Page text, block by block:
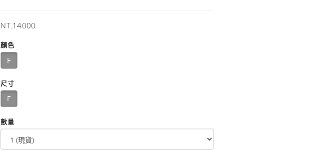
售
NT.14000
顏色
F
尺寸
F
數量